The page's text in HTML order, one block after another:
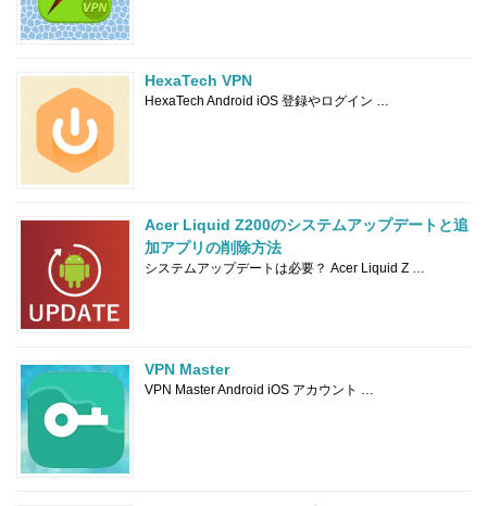
HexaTech VPN
HexaTech Android iOS 登録やログイン …
Acer Liquid Z200のシステムアップデートと追
加アプリの削除方法
システムアップデートは必要？ Acer Liquid Z …
VPN Master
VPN Master Android iOS アカウント …